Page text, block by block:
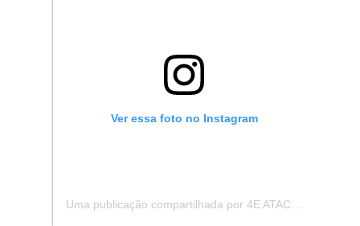
Ver essa foto no Instagram